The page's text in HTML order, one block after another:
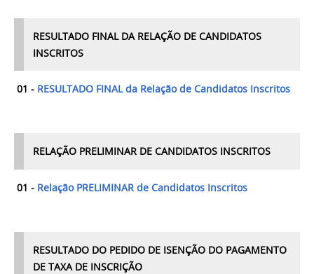
RESULTADO FINAL DA RELAÇÃO DE CANDIDATOS
INSCRITOS
01 - RESULTADO FINAL da Relação de Candidatos Inscritos
RELAÇÃO PRELIMINAR DE CANDIDATOS INSCRITOS
01 - Relação PRELIMINAR de Candidatos Inscritos
RESULTADO DO PEDIDO DE ISENÇÃO DO PAGAMENTO
DE TAXA DE INSCRIÇÃO